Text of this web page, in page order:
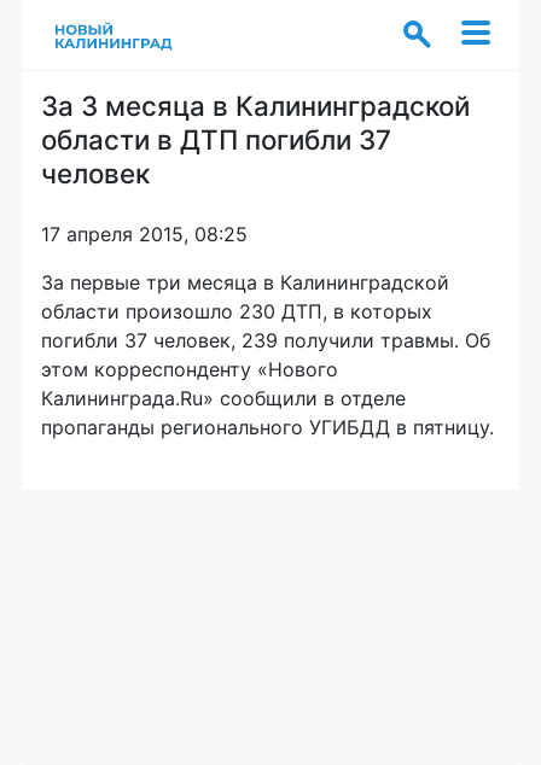
За 3 месяца в Калининградской
области в ДТП погибли 37
человек
17 апреля 2015, 08:25
За первые три месяца в Калининградской
области произошло 230 ДТП, в которых
погибли 37 человек, 239 получили травмы. Об
этом корреспонденту «Нового
Калининграда.Ru» сообщили в отделе
пропаганды регионального УГИБДД в пятницу.